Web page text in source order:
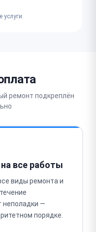
услуги.
ремонт подкреплён
все работы
виды ремонта и
неполадки —
порядке.